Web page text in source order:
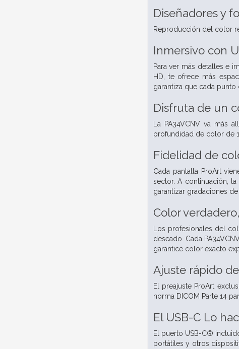
Diseñadores y
Reproducción del color
Inmersivo con
Para ver más detalles e
HD, te ofrece más
garantiza que cada
Disfruta de un
La PA34VCNV va más
profundidad de color de
Fidelidad de
Cada pantalla ProArt
sector. A continuación,
garantizar gradaciones
Color verdadero,
Los profesionales del
deseado. Cada
garantice color exacto
Ajuste rápido
El preajuste ProArt
norma DICOM Parte 14
El USB-C Lo
El puerto USB-C®
portátiles y otros